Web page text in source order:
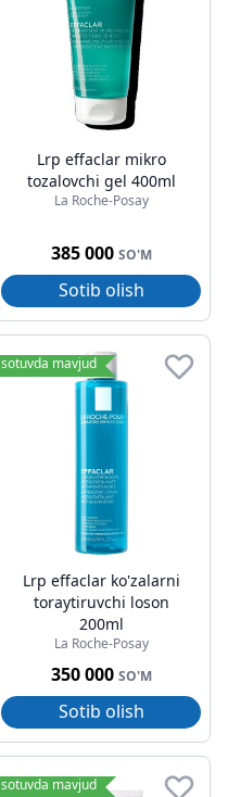
Lrp effaclar mikro
tozalovchi gel 400ml
La Roche-Posay
385 000 SO'M
Sotib olish
sotuvda mavjud
Lrp effaclar ko'zalarni
toraytiruvchi loson
200ml
La Roche-Posay
350 000 SO'M
Sotib olish
sotuvda mavjud